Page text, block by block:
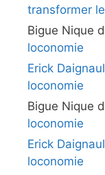
transformer
Bigue Nique
loconomie
Erick
loconomie
Bigue Nique
loconomie
Erick
loconomie